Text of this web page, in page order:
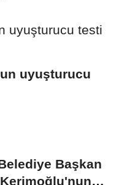
uyuşturucu
Başkan
Kerimoğlu'nun